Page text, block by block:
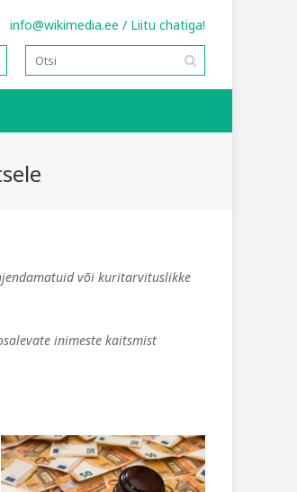
info@wikimedia.ee / Liitu chatiga!
või kuritarvituslikke
inimeste kaitsmist